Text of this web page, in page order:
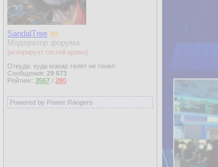
SandalTree
Модератор форума
[игнорирует гостей кроме]
Откуда: куда макар телят не гонял
Сообщения: 29 673
Рейтинг: 3567 / 280
Powered by Power Rangers